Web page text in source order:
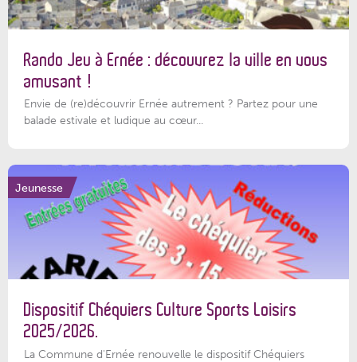
Rando Jeu à Ernée : découvrez la ville en vous
amusant !
Envie de (re)découvrir Ernée autrement ? Partez pour une
balade estivale et ludique au cœur...
Jeunesse
Dispositif Chéquiers Culture Sports Loisirs
2025/2026.
La Commune d'Ernée renouvelle le dispositif Chéquiers